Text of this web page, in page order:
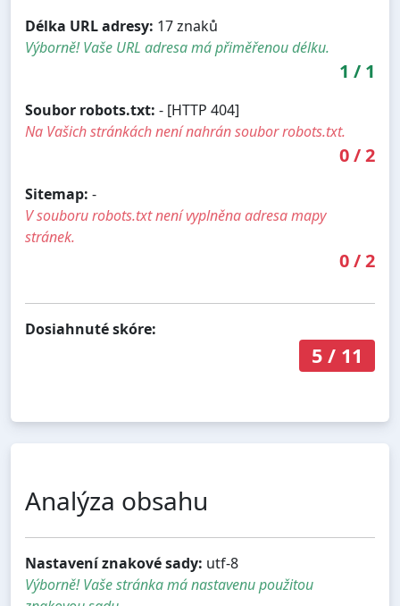
Délka URL adresy: 17 znaků
Výborně! Vaše URL adresa má přiměřenou délku.
1 / 1
Soubor robots.txt: - [HTTP 404]
Na Vašich stránkách není nahrán soubor robots.txt.
0/2
Sitemap: -
V souboru robots.txt není vyplněna adresa mapy
stránek.
0/2
Dosiahnuté skóre:
5/ 11
Analýza obsahu
Nastavení znakové sady: utf-8
Výborně! Vaše stránka má nastavenu použitou